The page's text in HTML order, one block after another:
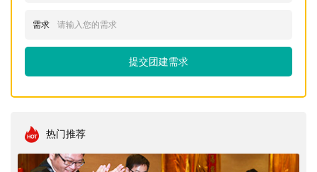
需求
提交团建需求
热门推荐